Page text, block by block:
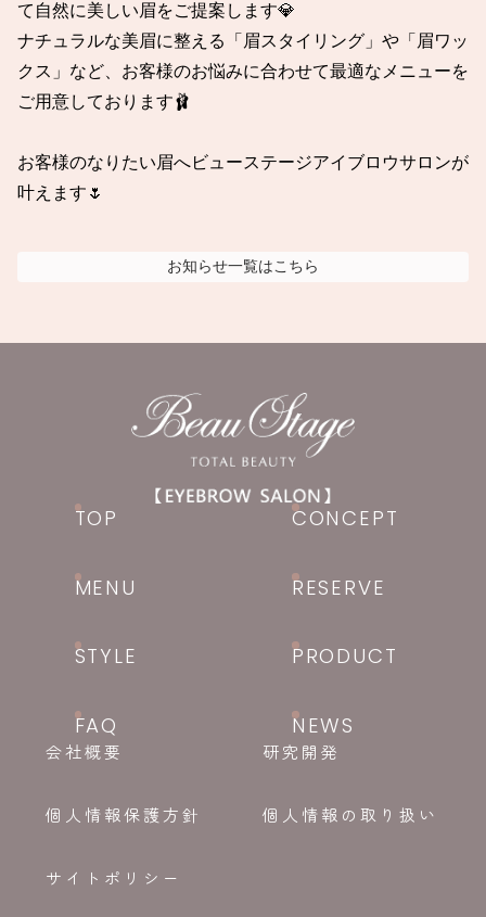
て自然に美しい眉をご提案します💎
ナチュラルな美眉に整える「眉スタイリング」や「眉ワッ
クス」など、お客様のお悩みに合わせて最適なメニューを
ご用意しております🩰
お客様のなりたい眉へビューステージアイブロウサロンが
叶えます🌷
お知らせ一覧はこちら
TOP CONCEPT
MENU RESERVE
STYLE PRODUCT
FAQ NEWS
会社概要 研究開発
個人情報保護方針 個人情報の取り扱い
サイトポリシー